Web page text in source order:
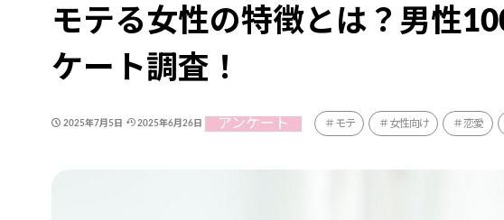
モテる女性の特徴とは？男性
ケート調査！
2025年7月5日 2025年6月26日 アンケート モテ 女性向け 恋愛